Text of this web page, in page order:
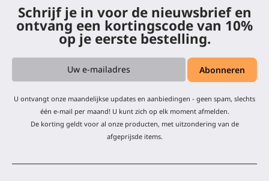
Schrijf je in voor de nieuwsbrief en
ontvang een kortingscode van 10%
op je eerste bestelling.
U ontvangt onze maandelijkse updates en aanbiedingen - geen spam, slechts
één e-mail per maand! U kunt zich op elk moment afmelden.
De korting geldt voor al onze producten, met uitzondering van de
afgeprijsde items.